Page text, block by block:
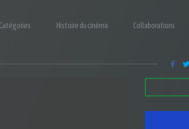
Catégories Histoire du cinéma Collaborations